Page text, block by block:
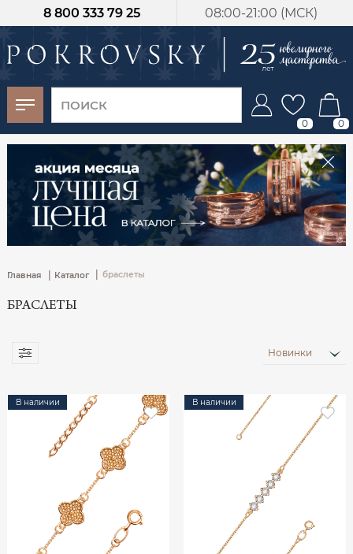
08:00-21:00 (МСК)
8 800 333 79 25
0 0
Главная | Каталог браслеты
БРАСЛЕТЫ
Новинки
В наличии В наличии
-30%
от 15 дней с
момента оплаты